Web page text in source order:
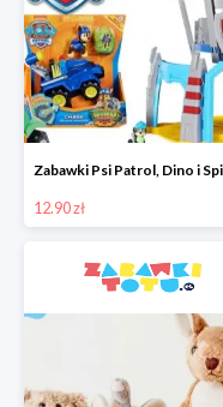
12.90 zł